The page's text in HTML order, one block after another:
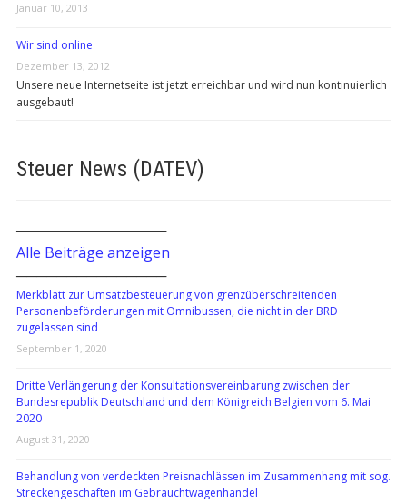
Januar 10, 2013
Wir sind online
Dezember 13, 2012
Unsere neue Internetseite ist jetzt erreichbar und wird nun kontinuierlich
ausgebaut!
Steuer News (DATEV)
───────────────
Alle Beiträge anzeigen
───────────────
Merkblatt zur Umsatzbesteuerung von grenzüberschreitenden
Personenbeförderungen mit Omnibussen, die nicht in der BRD
zugelassen sind
September 1, 2020
Dritte Verlängerung der Konsultationsvereinbarung zwischen der
Bundesrepublik Deutschland und dem Königreich Belgien vom 6. Mai
2020
August 31, 2020
Behandlung von verdeckten Preisnachlässen im Zusammenhang mit sog.
Streckengeschäften im Gebrauchtwagenhandel